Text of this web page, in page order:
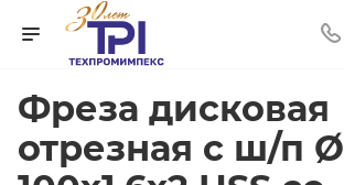
Фреза дисковая
отрезная с ш/п Ø